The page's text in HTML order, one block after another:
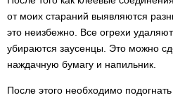
от моих стараний выявляются
это неизбежно. Все огрехи
убираются заусенцы. Это можно
наждачную бумагу и напильник.
После этого необходимо